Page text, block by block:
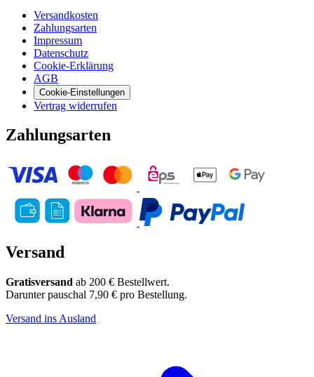
Versandkosten
Zahlungsarten
Impressum
Datenschutz
Cookie-Erklärung
AGB
Cookie-Einstellungen
Vertrag widerrufen
Zahlungsarten
Versand
Gratisversand ab 200 € Bestellwert.
Darunter pauschal 7,90 € pro Bestellung.
Versand ins Ausland